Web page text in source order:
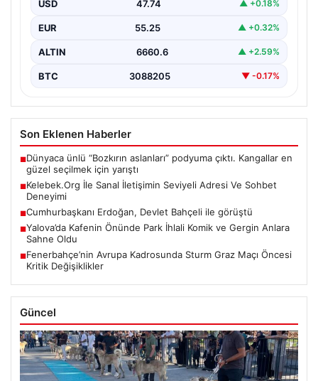
çeşitli…
USD 47.74 ▲ +0.18%
EUR 55.25 ▲ +0.32%
ALTIN 6660.6 ▲ +2.59%
BTC 3088205 ▼ -0.17%
Son Eklenen Haberler
■Dünyaca ünlü “Bozkırın aslanları” podyuma çıktı. Kangallar en
güzel seçilmek için yarıştı
■Kelebek.Org İle Sanal İletişimin Seviyeli Adresi Ve Sohbet
Deneyimi
■Cumhurbaşkanı Erdoğan, Devlet Bahçeli ile görüştü
■Yalova’da Kafenin Önünde Park İhlali Komik ve Gergin Anlara
Sahne Oldu
■Fenerbahçe’nin Avrupa Kadrosunda Sturm Graz Maçı Öncesi
Kritik Değişiklikler
Güncel